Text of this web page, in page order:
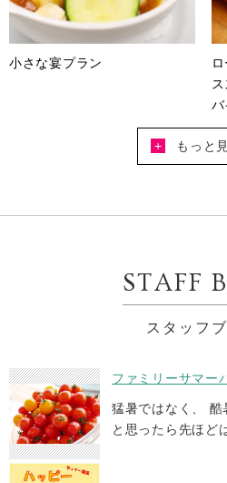
小さな宴プラン
バ
+ もっと
STAFF
スタッフ
ファミリーサマー
猛暑ではなく、 酷
と思ったら先ほど